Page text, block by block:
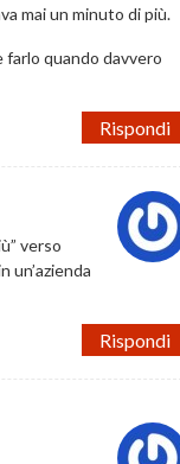
mai un minuto di più.
quando davvero
Rispondi
verso
Rispondi